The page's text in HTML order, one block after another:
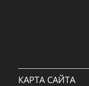
КАРТА САЙТА